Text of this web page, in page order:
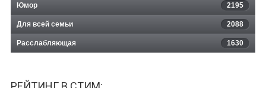
Юмор 2195
Для всей семьи 2088
Расслабляющая 1630